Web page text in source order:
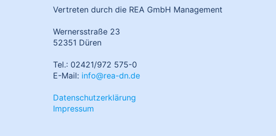
Vertreten durch die REA GmbH Management
Wernersstraße 23
52351 Düren
Tel.: 02421/972 575-0
E-Mail: info@rea-dn.de
Datenschutzerklärung
Impressum